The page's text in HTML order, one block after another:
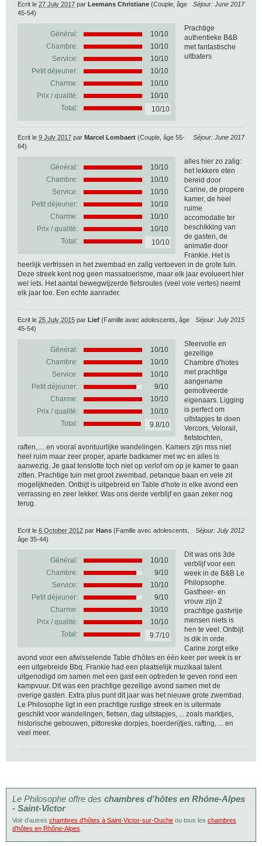
Séjour: June 2017
Ecrit le 27 July 2017 par Leemans Christiane (Couple, âge
45-54)
Général: 10/10
Chambre:
10/10
Service:
10/10
Petit déjeuner:
10/10
Charme:
10/10
Prix / qualité:
10/10
Total:
10/10
Prachtige
authentieke B&B
met fantastische
uitbaters
Séjour: June 2017
Ecrit le 9 July 2017 par Marcel Lombaert (Couple, âge 55-
64)
Général: 10/10
Chambre:
10/10
Service:
10/10
Petit déjeuner:
10/10
Charme:
10/10
Prix / qualité:
10/10
Total:
10/10
alles hier zo zalig:
het lekkere eten
bereid door
Carine, de propere
kamer, de heel
ruime
accomodatie ter
beschikking van
de gasten, de
animatie door
Frankie. Het is
heerlijk verfrissen in het zwembad en zalig vertoeven in de grote tuin.
Deze streek kent nog geen massatoerisme, maar elk jaar evolueert hier
wel iets. Het aantal bewegwijzerde fietsroutes (veel voie vertes) neemt
elk jaar toe. Een echte aanrader.
Séjour: July 2015
Ecrit le 25 July 2015 par Lief (Famille avec adolescents, âge
45-54)
Général: 10/10
Chambre:
10/10
Service:
10/10
Petit déjeuner:
9/10
Charme:
10/10
Prix / qualité:
10/10
Total:
9.8/10
Sfeervolle en
gezellige
Chambre d'hotes
met prachtige
aangename
gemotiveerde
eigenaars. Ligging
is perfect om
uitstapjes te doen
Vercors, Velorail,
fietstochten,
raften,.... en vooral avontuurlijke wandelingen. Kamers zijn mss niet
heel ruim maar zeer proper, aparte badkamer met wc en alles is
aanwezig. Je gaat tenslotte toch niet op verlof om op je kamer te gaan
zitten. Prachtige tuin met groot zwembad, petanque baan en vele zit
mogelijkheden. Ontbijt is uitgebreid en Table d'hote is elke avond een
verrassing en zeer lekker. Was ons derde verblijf en gaan zeker nog
terug.
Séjour: July 2012
Ecrit le 6 October 2012 par Hans (Famille avec adolescents,
âge 35-44)
Général: 10/10
Chambre:
9/10
Service:
10/10
Petit déjeuner:
9/10
Charme:
10/10
Prix / qualité:
10/10
Total:
9.7/10
Dit was ons 3de
verblijf voor een
week in de B&B Le
Philopsophe.
Gastheer- en
vrouw zijn 2
prachtige gastvrije
mensen niets is
hen te veel. Ontbijt
is dik in orde.
Carine zorgt elke
avond voor een afwisselende Table d'hôtes en één keer per week is er
een uitgebreide Bbq. Frankie had een plaatselijk muzikaal talent
uitgenodigd om samen met een gast een optreden te geven rond een
kampvuur. Dit was een prachtige gezellige avond samen met de
overige gasten. Extra plus punt dit jaar was het nieuwe grote zwembad.
Le Philosophe ligt in een prachtige rustige streek en is uitermate
geschikt voor wandelingen, fietsen, dag uitstapjes, ... zoals marktjes,
historische gebouwen, pittoreske dorpjes, boerderijtjes, rafting, ... en
veel meer.
Le Philosophe offre des chambres d'hôtes en Rhône-Alpes
- Saint-Victor
Voir d'autres chambres d'hôtes à Saint-Victor-sur-Ouche ou tous les chambres
d'hôtes en Rhône-Alpes